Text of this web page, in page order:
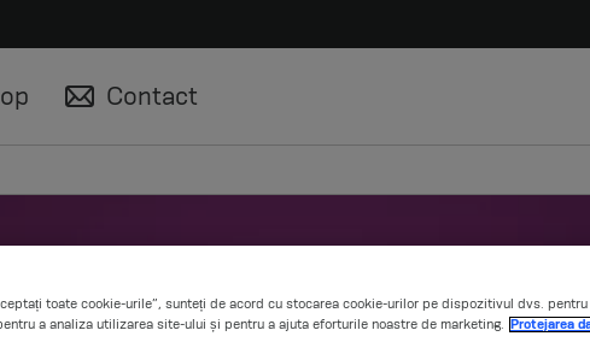
Contact
toate cookie-urile”, sunteți de acord cu stocarea cookie-urilor pe dispozitivul dvs. pentru
a analiza utilizarea site-ului și pentru a ajuta eforturile noastre de marketing.
Protejarea